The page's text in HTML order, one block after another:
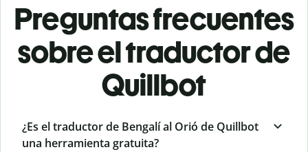
Preguntas frecuentes
sobre el traductor de
Quillbot
¿Es el traductor de Bengalí al Orió de Quillbot
una herramienta gratuita?